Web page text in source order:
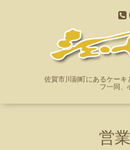
佐賀市川副町にあるケーキ
フ一同、
営